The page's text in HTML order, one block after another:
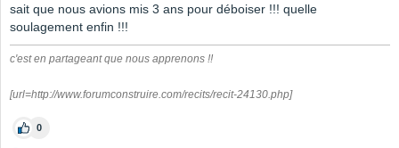
sait que nous avions mis 3 ans pour déboiser !!! quelle
soulagement enfin !!!
c'est en partageant que nous apprenons !!
[url=http://www.forumconstruire.com/recits/recit-24130.php]
0